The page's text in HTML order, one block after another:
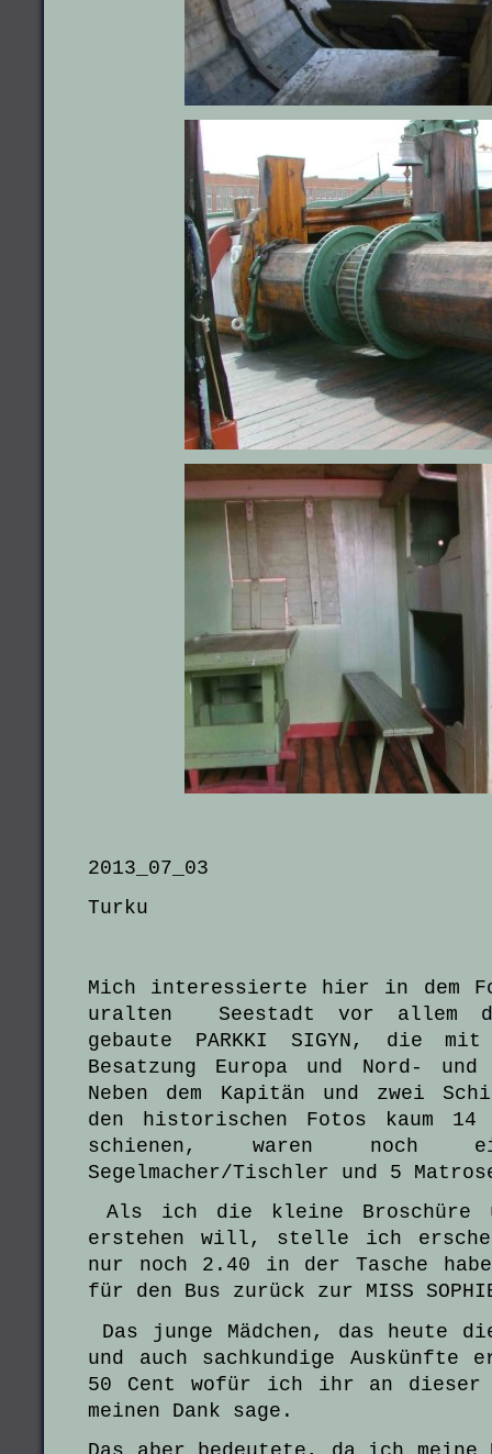
2013_07_03
Turku
Mich interessierte hier in dem
uralten Seestadt vor allem
gebaute PARKKI SIGYN, die
Besatzung Europa und Nord- und
Neben dem Kapitän und zwei
den historischen Fotos kaum
schienen, waren noch
Segelmacher/Tischler und 5
Als ich die kleine Broschüre
erstehen will, stelle ich
nur noch 2.40 in der Tasche
für den Bus zurück zur MISS
Das junge Mädchen, das heute
und auch sachkundige
50 Cent wofür ich ihr an dieser
meinen Dank sage.